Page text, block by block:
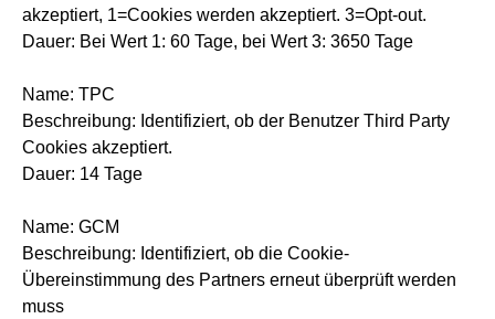
akzeptiert, 1=Cookies werden akzeptiert. 3=Opt-out.
Dauer: Bei Wert 1: 60 Tage, bei Wert 3: 3650 Tage
Name: TPC
Beschreibung: Identifiziert, ob der Benutzer Third Party
Cookies akzeptiert.
Dauer: 14 Tage
Name: GCM
Beschreibung: Identifiziert, ob die Cookie-
Übereinstimmung des Partners erneut überprüft werden
muss